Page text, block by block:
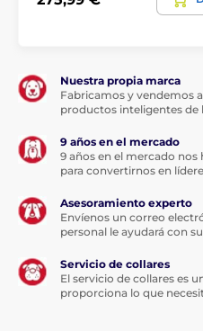
Nuestra propia marca
Fabricamos y vendemos
productos inteligentes de
9 años en el mercado
9 años en el mercado
para convertirnos en
Asesoramiento experto
Envíenos un correo
personal le ayudará con
Servicio de collares
El servicio de collares es
proporciona lo que